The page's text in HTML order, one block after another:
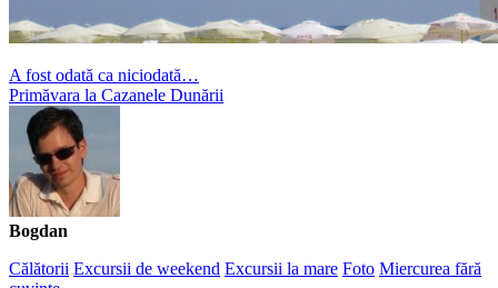
A fost odată ca niciodată…
Primăvara la Cazanele Dunării
Bogdan
Călătorii Excursii de weekend Excursii la mare Foto Miercurea fără